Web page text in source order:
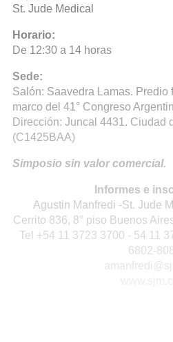
St. Jude Medical
Horario:
De 12:30 a 14 horas
Sede:
Salón: Saavedra Lamas. Predio
marco del 41° Congreso
Dirección: Juncal 4431. Ciudad
(C1425BAA)
Simposio sin valor comercial.
Informes e
Agustin Manfredi -St. Jude
Cerrito 836, 8° piso Buenos
Tel +54 11 3723 3700 - 54 11
6802-